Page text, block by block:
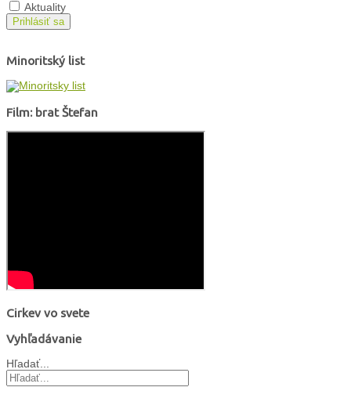
Aktuality
Prihlásiť sa
Minoritský list
Film: brat Štefan
Cirkev vo svete
Vyhľadávanie
Hľadať...